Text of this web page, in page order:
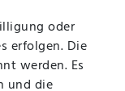
oder
erfolgen. Die
werden. Es
und die